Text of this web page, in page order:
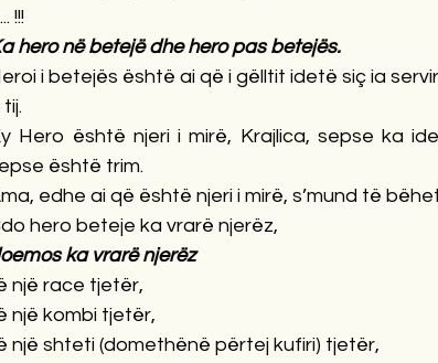
!!!
hero në betejë dhe hero pas betejës.
i betejës është ai që i gëlltit idetë siç ia
tij.
Hero është njeri i mirë, Krajlica, sepse ka
është trim.
edhe ai që është njeri i mirë, s’mund të
hero beteje ka vrarë njerëz,
ka vrarë njerëz
një race tjetër,
një kombi tjetër,
një shteti (domethënë përtej kufiri) tjetër,